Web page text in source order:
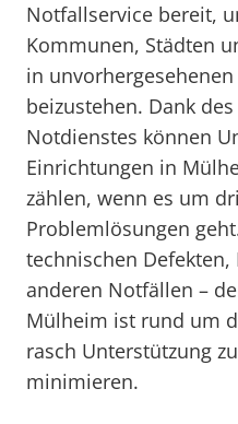
Notfallservice bereit,
Kommunen, Städten
in
beizustehen. Dank
Notdienstes können
Einrichtungen in
zählen, wenn es um
Problemlösungen
technischen
anderen Notfällen –
Mülheim ist rund um
rasch Unterstützung
minimieren.